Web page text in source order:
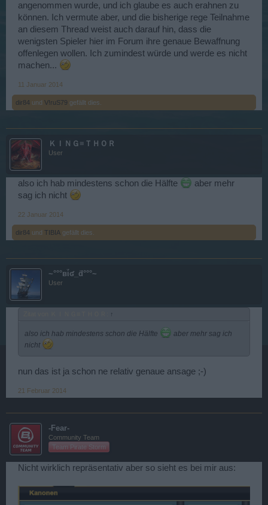
angenommen wurde, und ich glaube es auch erahnen zu
können. Ich vermute aber, und die bisherige rege Teilnahme
an diesem Thread weist auch darauf hin, dass die
wenigsten Spieler hier im Forum ihre genaue Bewaffnung
offenlegen wollen. Ich zumindest würde und werde es nicht
machen...
11 Januar 2014
dir84 und V!ruS79 gefällt dies.
ＫＩＮＧ≡ＴＨＯＲ
User
also ich hab mindestens schon die Hälfte
aber mehr
sag ich nicht
22 Januar 2014
dir84 und TIBIA gefällt dies.
~°°°вἷʛ_ḋ°°°~
User
↑
also ich hab mindestens schon die Hälfte
aber mehr sag ich
nicht
nun das ist ja schon ne relativ genaue ansage ;-)
21 Februar 2014
-Fear-
Community Team
Team Pirate Storm
Nicht wirklich repräsentativ aber so sieht es bei mir aus: